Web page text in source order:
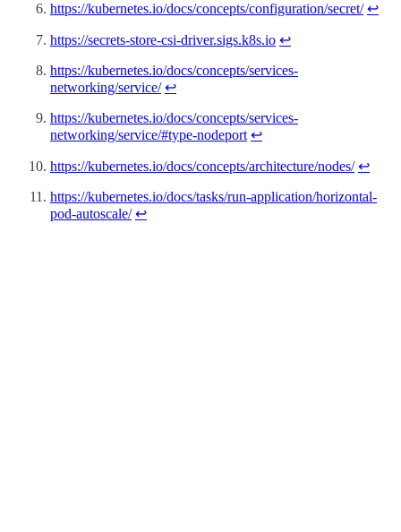
https://kubernetes.io/docs/concepts/configuration/secret/ ↩︎
https://secrets-store-csi-driver.sigs.k8s.io ↩︎
https://kubernetes.io/docs/concepts/services-
networking/service/ ↩︎
https://kubernetes.io/docs/concepts/services-
networking/service/#type-nodeport ↩︎
https://kubernetes.io/docs/concepts/architecture/nodes/ ↩︎
https://kubernetes.io/docs/tasks/run-application/horizontal-
pod-autoscale/ ↩︎